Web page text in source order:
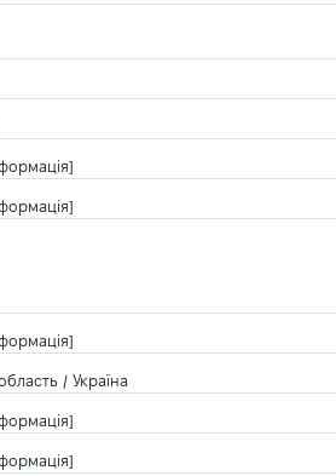
/ Україна